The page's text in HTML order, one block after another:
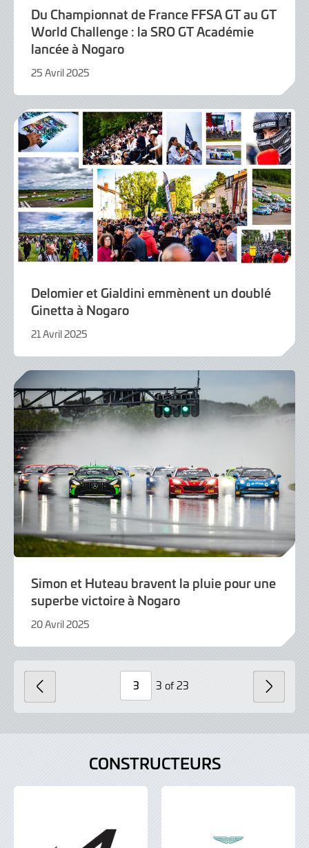
Du Championnat de France FFSA GT au GT
World Challenge : la SRO GT Académie
lancée à Nogaro
25 Avril 2025
Avril
Delomier et Gialdini emmènent un doublé
Ginetta à Nogaro
21 Avril 2025
Avril
Simon et Huteau bravent la pluie pour une
superbe victoire à Nogaro
20 Avril 2025
Avril
Page
3 of 23 SUIV
CONSTRUCTEURS